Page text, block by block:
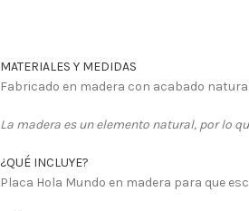
MATERIALES Y MEDIDAS
Fabricado en madera con acabado
La madera es un elemento natural, por lo
¿QUÉ INCLUYE?
Placa Hola Mundo en madera para que